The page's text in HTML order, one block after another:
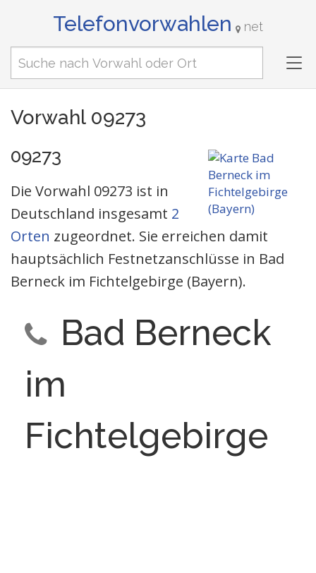
Telefonvorwahlen net
Vorwahl 09273
09273
Die Vorwahl 09273 ist in
Deutschland insgesamt 2
Orten zugeordnet. Sie erreichen damit
hauptsächlich Festnetzanschlüsse in Bad
Berneck im Fichtelgebirge (Bayern).
Bad Berneck
im
Fichtelgebirge